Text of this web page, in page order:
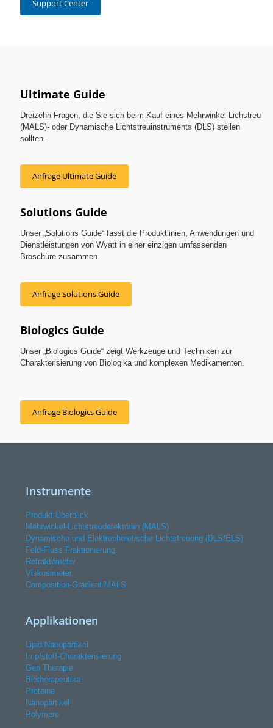
Support Center
Ultimate Guide
Dreizehn Fragen, die Sie sich beim Kauf eines Mehrwinkel-Lichstreu
(MALS)- oder Dynamische Lichtstreuinstruments (DLS) stellen
sollten.
Anfrage Ultimate Guide
Solutions Guide
Unser „Solutions Guide“ fasst die Produktlinien, Anwendungen und
Dienstleistungen von Wyatt in einer einzigen umfassenden
Broschüre zusammen.
Anfrage Solutions Guide
Biologics Guide
Unser „Biologics Guide“ zeigt Werkzeuge und Techniken zur
Charakterisierung von Biologika und komplexen Medikamenten.
Anfrage Biologics Guide
Instrumente
Produkt Überblick
Mehrwinkel-Lichtstreudetektoren (MALS)
Dynamische und Elektrophoretische Lichtstreuung (DLS/ELS)
Feld-Fluss Fraktionierung
Refraktometer
Viskosimeter
Composition-Gradient MALS
Applikationen
Lipid Nanopartikel
Impfstoff-Charakterisierung
Gen Therapie
Biotherapeutika
Proteine
Nanopartikel
Polymere